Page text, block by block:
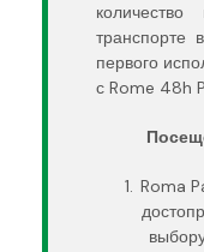
транспорте
первого
с Rome 48h
Roma